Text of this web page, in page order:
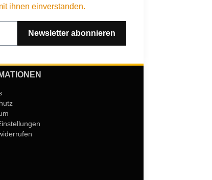
ihnen einverstanden.
Newsletter abonnieren